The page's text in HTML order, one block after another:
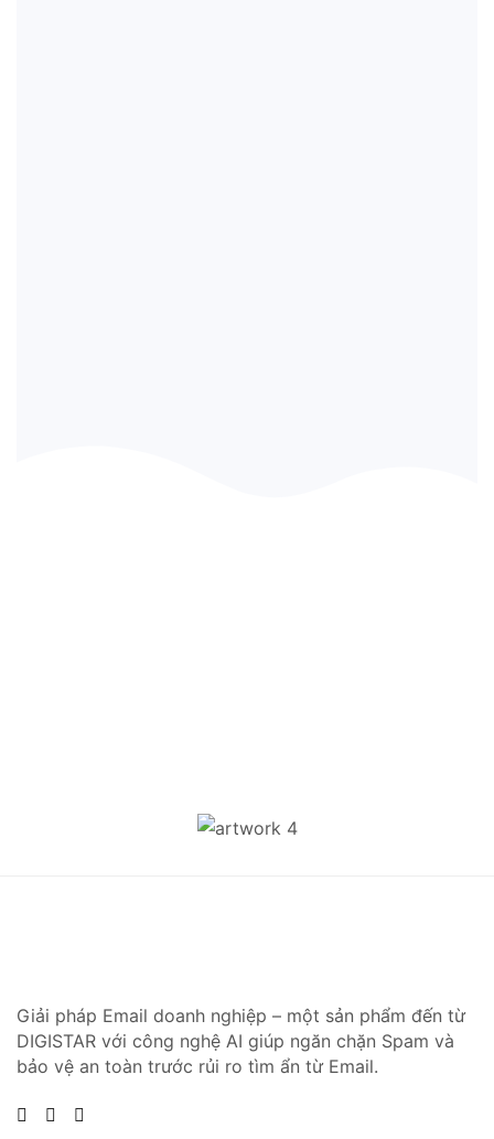
Giải pháp Email doanh nghiệp – một sản phẩm đến từ
DIGISTAR với công nghệ AI giúp ngăn chặn Spam và
bảo vệ an toàn trước rủi ro tìm ẩn từ Email.